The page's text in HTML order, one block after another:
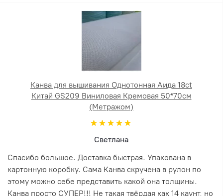
Канва для вышивания Однотонная Аида 18ct
Китай GS209 Виниловая Кремовая 50*70см
(Метражом)
Светлана
Спасибо большое. Доставка быстрая. Упакована в
картонную коробку. Сама Канва скручена в рулон по
этому можно себе представить какой она толщины.
Канва просто СУПЕР!!! Не такая твёрдая как 14 каунт, но